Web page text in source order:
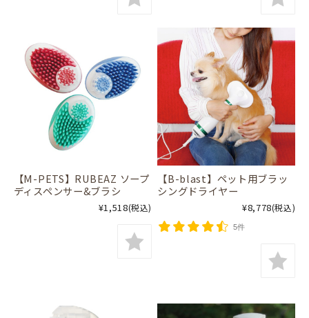
【M-PETS】RUBEAZ ソープ
ディスペンサー&ブラシ
¥1,518(税込)
【B-blast】ペット用ブラッ
シングドライヤー
¥8,778(税込)
5件